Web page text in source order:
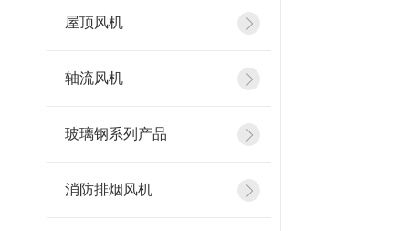
屋顶风机
轴流风机
玻璃钢系列产品
消防排烟风机